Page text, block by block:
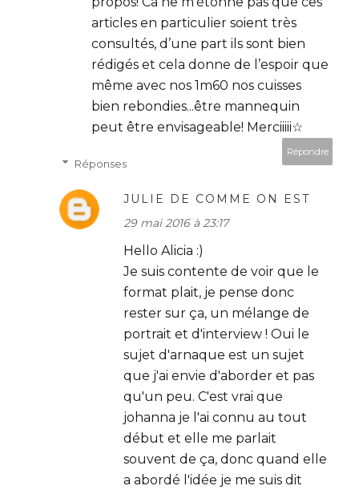
articles en particulier soient très
consultés, d’une part ils sont bien
rédigés et cela donne de l’espoir que
même avec nos 1m60 nos cuisses
bien rebondies...être mannequin
peut être envisageable! Merciiiii☆
Répondre
Réponses
JULIE DE COMME ON EST
29 mai 2016 à 23:17
Hello Alicia :)
Je suis contente de voir que le
format plait, je pense donc
rester sur ça, un mélange de
portrait et d'interview ! Oui le
sujet d'arnaque est un sujet
que j'ai envie d'aborder et pas
qu'un peu. C'est vrai que
johanna je l'ai connu au tout
début et elle me parlait
souvent de ça, donc quand elle
a abordé l'idée je me suis dit